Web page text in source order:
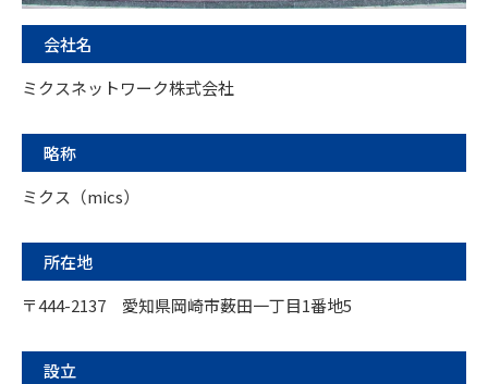
会社名
ミクスネットワーク株式会社
略称
ミクス（mics）
所在地
〒444-2137 愛知県岡崎市薮田一丁目1番地5
設立